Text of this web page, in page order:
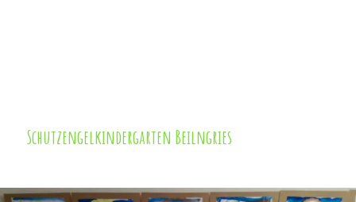
Schutzengelkindergarten Beilngries